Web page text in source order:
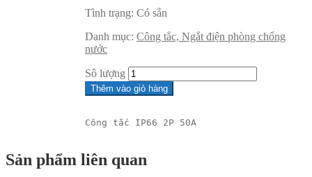
Tình trạng: Có sẵn
Danh mục: Công tắc, Ngắt điện phòng chống
nước
Sô lượng
Thêm vào giỏ hàng
Công tắc IP66 2P 50A
Sản phẩm liên quan